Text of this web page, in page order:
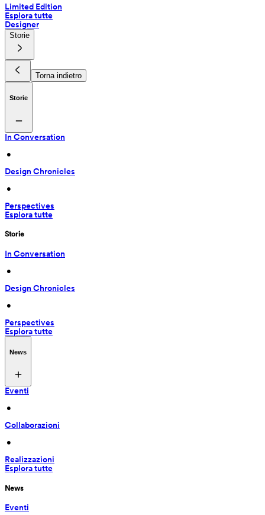
Limited Edition
Esplora tutte
Designer
Storie
Torna indietro
Storie
In Conversation
•
Design Chronicles
•
Perspectives
Esplora tutte
Storie
In Conversation
•
Design Chronicles
•
Perspectives
Esplora tutte
News
Eventi
•
Collaborazioni
•
Realizzazioni
Esplora tutte
News
Eventi